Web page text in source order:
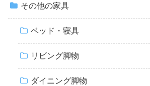
その他の家具
ベッド・寝具
リビング脚物
ダイニング脚物